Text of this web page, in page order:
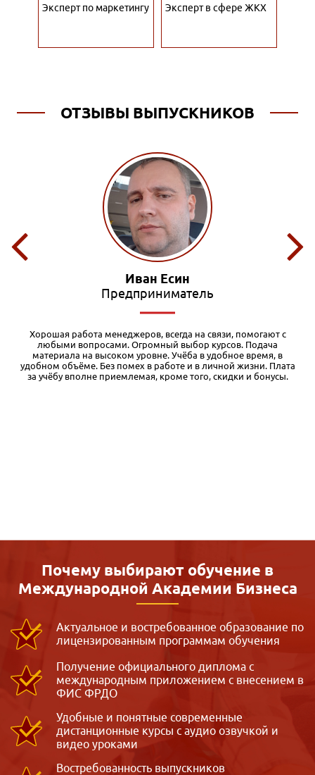
Эксперт по маркетингу Эксперт в сфере ЖКХ
ОТЗЫВЫ ВЫПУСКНИКОВ
всегда на связи, помогают с
выбор курсов. Подача
Учёба в удобное время, в
в работе и в личной жизни. Плата
кроме того, скидки и бонусы.
Я обучался в различных
есть с чем сравнивать. Во-
бизнеса очень
материалы. Кроме того,
бесплатный доступ к
Почему выбирают обучение в
Международной Академии Бизнеса
Актуальное и востребованное образование по
лицензированным программам обучения
Получение официального диплома с
международным приложением с внесением в
ФИС ФРДО
Удобные и понятные современные
дистанционные курсы с аудио озвучкой и
видео уроками
Востребованность выпускников